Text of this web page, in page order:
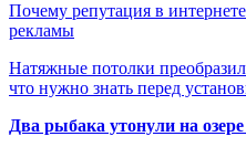
Почему репутация в
рекламы
Натяжные потолки
что нужно знать перед
Два рыбака утонули на